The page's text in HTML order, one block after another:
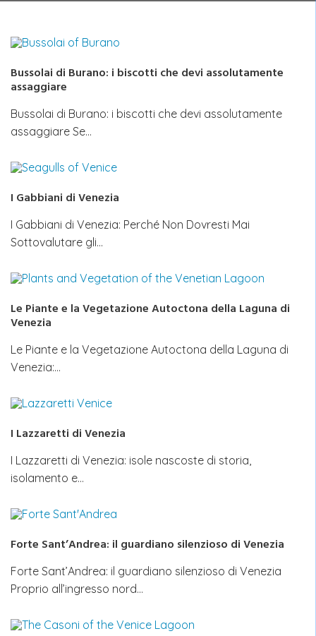
Bussolai di Burano: i biscotti che devi assolutamente
assaggiare
Bussolai di Burano: i biscotti che devi assolutamente
assaggiare Se…
I Gabbiani di Venezia
I Gabbiani di Venezia: Perché Non Dovresti Mai
Sottovalutare gli…
Le Piante e la Vegetazione Autoctona della Laguna di
Venezia
Le Piante e la Vegetazione Autoctona della Laguna di
Venezia:…
I Lazzaretti di Venezia
I Lazzaretti di Venezia: isole nascoste di storia,
isolamento e…
Forte Sant’Andrea: il guardiano silenzioso di Venezia
Forte Sant’Andrea: il guardiano silenzioso di Venezia
Proprio all’ingresso nord…